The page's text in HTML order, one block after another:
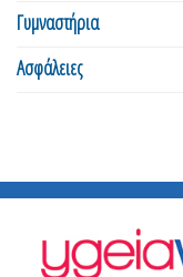
Γυμναστήρια
Ασφάλειες